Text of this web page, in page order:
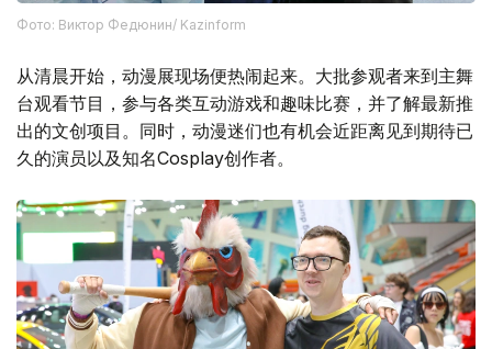
Фото: Виктор Федюнин/ Kazinform
从清晨开始，动漫展现场便热闹起来。大批参观者来到主舞
台观看节目，参与各类互动游戏和趣味比赛，并了解最新推
出的文创项目。同时，动漫迷们也有机会近距离见到期待已
久的演员以及知名Cosplay创作者。